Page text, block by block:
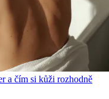
a čím si kůži rozhodně